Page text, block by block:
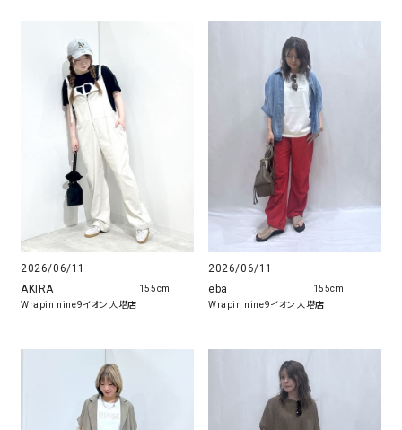
2026/06/11
AKIRA
Wrapin nine9イオン大塔店
155cm
2026/06/11
eba
Wrapin nine9イオン大塔店
155cm